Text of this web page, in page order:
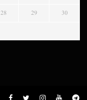
28 29 30